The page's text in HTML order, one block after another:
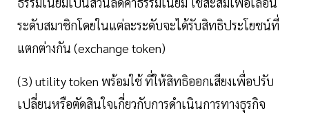
ระดับสมาชิกโดยในแต่ละระดับจะได้รับสิทธิประโยชน์ที่
แตกต่างกัน (exchange token)
(3) utility token พร้อมใช้ ที่ให้สิทธิออกเสียงเพื่อปรับ
เปลี่ยนหรือตัดสินใจเกี่ยวกับการดำเนินการทางธุรกิจ